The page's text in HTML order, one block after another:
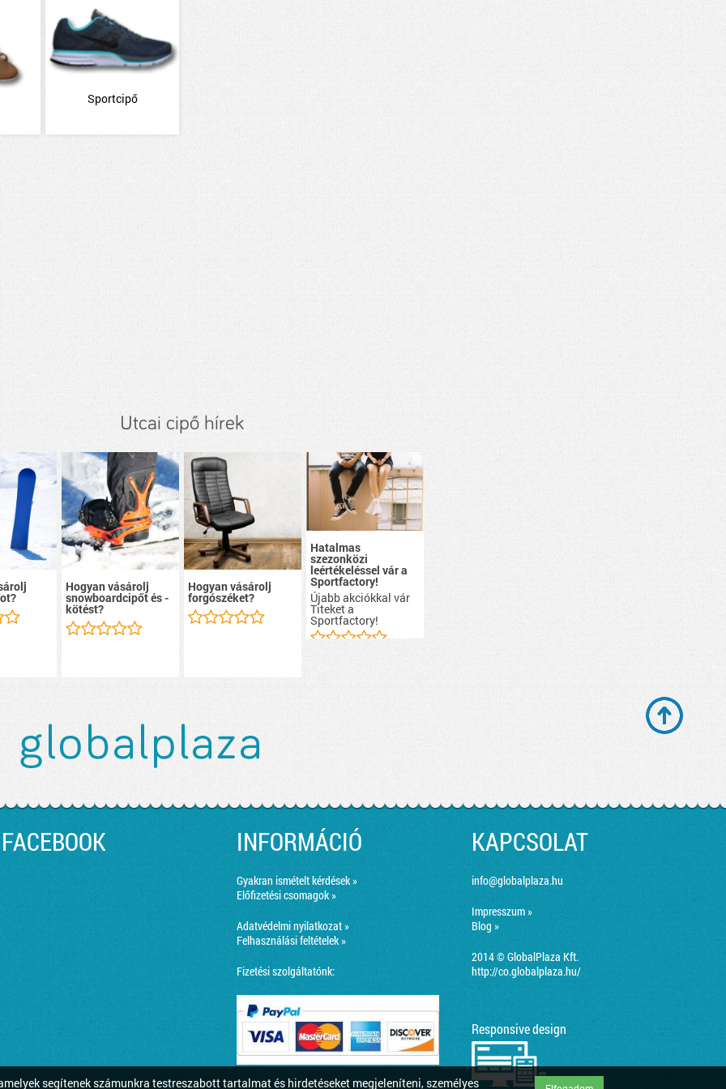
segítenek számunkra testreszabott tartalmat és hirdetéseket megjeleníteni, személyes
Sportcipő
Utcai cipő hírek
Hogyan vásárolj
snowboardcipőt és -
kötést?
Hogyan vásárolj
forgószéket?
Hatalmas
szezonközi
leértékeléssel vár a
Sportfactory!
Újabb akciókkal vár
Titeket a
Sportfactory!
FACEBOOK INFORMÁCIÓ
Gyakran ismételt kérdések »
Előfizetési csomagok »
Adatvédelmi nyilatkozat »
Felhasználási feltételek »
Fizetési szolgáltatónk:
KAPCSOLAT
info@globalplaza.hu
Impresszum »
Blog »
2014 © GlobalPlaza Kft.
http://co.globalplaza.hu/
Responsive design